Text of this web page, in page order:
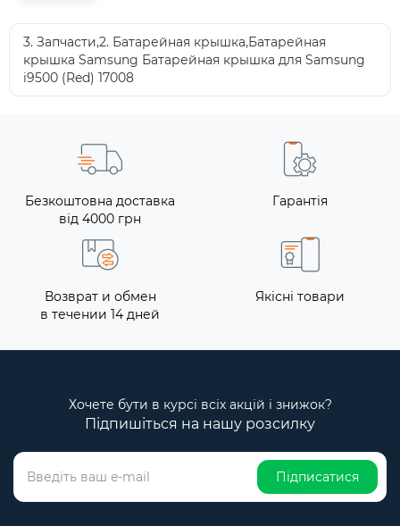
3. Запчасти,2. Батарейная крышка,Батарейная
крышка Samsung Батарейная крышка для Samsung
i9500 (Red) 17008
Безкоштовна доставка
від 4000 грн
Гарантія
Возврат и обмен
в течении 14 дней
Якісні товари
Хочете бути в курсі всіх акцій і знижок?
Підпишіться на нашу розсилку
Підписатися